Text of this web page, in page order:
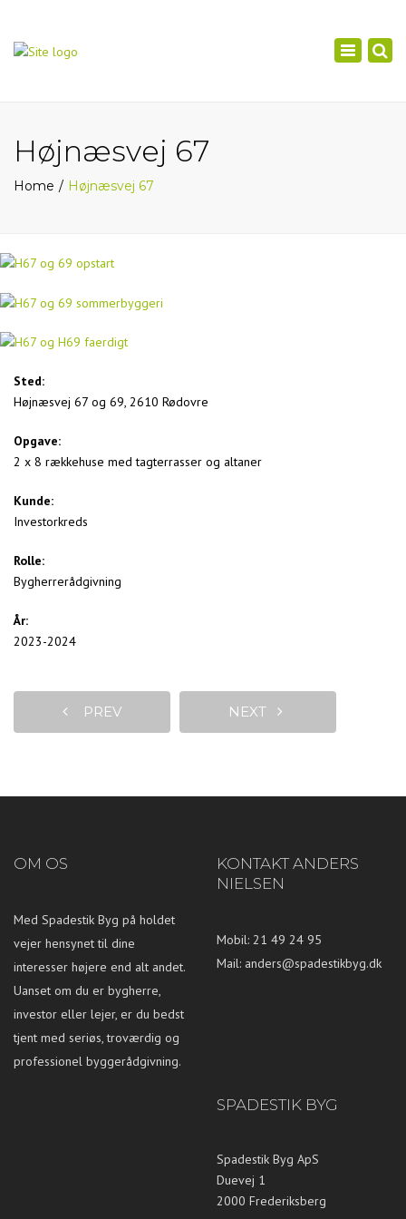
Toggle
Højnæsvej 67
Home Højnæsvej 67
Sted:
Højnæsvej 67 og 69, 2610 Rødovre
Opgave:
2 x 8 rækkehuse med tagterrasser og altaner
Kunde:
Investorkreds
Rolle:
Bygherrerådgivning
År:
2023-2024
PREV NEXT
OM OS
Med Spadestik Byg på holdet
vejer hensynet til dine
interesser højere end alt andet.
Uanset om du er bygherre,
investor eller lejer, er du bedst
tjent med seriøs, troværdig og
professionel byggerådgivning.
KONTAKT ANDERS
NIELSEN
Mobil: 21 49 24 95
Mail: anders@spadestikbyg.dk
SPADESTIK BYG
Spadestik Byg ApS
Duevej 1
2000 Frederiksberg